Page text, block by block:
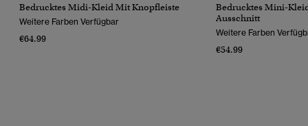
Bedrucktes Midi-Kleid Mit Knopfleiste
Weitere Farben Verfügbar
€64.99
Bedrucktes Mini-
Ausschnitt
Weitere Farben
€54.99